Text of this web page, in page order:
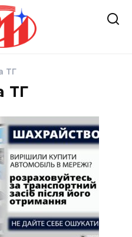
ТГ
ТГ